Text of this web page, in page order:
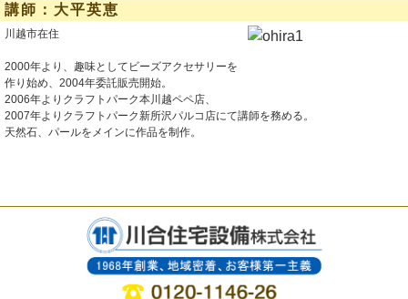
講師：大平英恵
川越市在住
2000年より、趣味としてビーズアクセサリーを
作り始め、2004年委託販売開始。
2006年よりクラフトパーク本川越ペペ店、
2007年よりクラフトパーク新所沢パルコ店にて講師を務める。
天然石、パールをメインに作品を制作。